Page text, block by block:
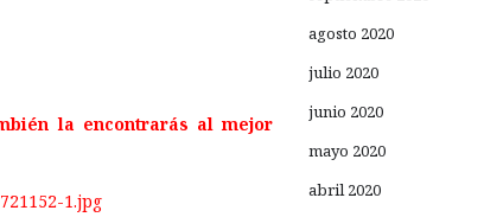
la encontrarás al mejor
agosto 2020
julio 2020
junio 2020
mayo 2020
abril 2020